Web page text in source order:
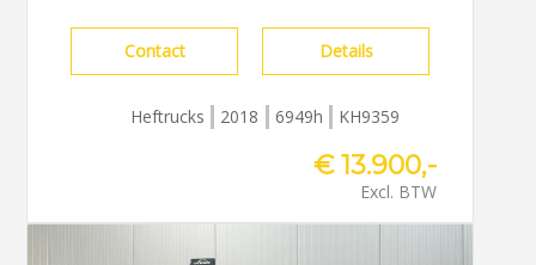
Contact Details
Heftrucks 2018 6949h KH9359
€ 13.900,-
Excl. BTW